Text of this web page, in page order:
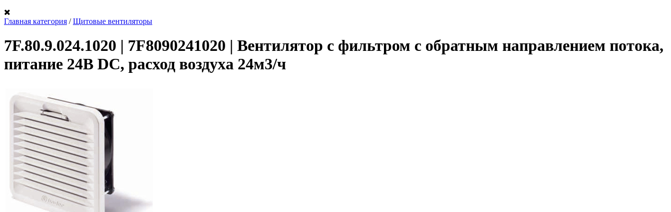
Главная категория / Щитовые вентиляторы
7F.80.9.024.1020 | 7F8090241020 | Вентилятор с фильтром с обратным направлением потока,
питание 24В DС, расход воздуха 24м3/ч